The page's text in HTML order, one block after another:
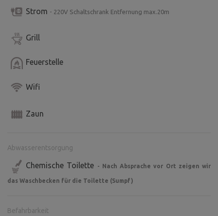
Strom - 220V Schaltschrank Entfernung max.20m
Grill
Feuerstelle
Wifi
Zaun
Abwasserentsorgung
Chemische Toilette - Nach Absprache vor Ort zeigen wir
das Waschbecken für die Toilette (Sumpf)
Befahrbarkeit